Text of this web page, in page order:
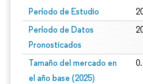
Período de Estudio
Período de Datos
Pronosticados
Tamaño del mercado en
el año base (2025)